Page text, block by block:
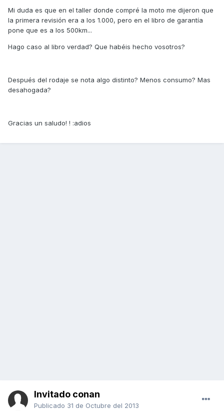
Mi duda es que en el taller donde compré la moto me dijeron que
la primera revisión era a los 1.000, pero en el libro de garantía
pone que es a los 500km...
Hago caso al libro verdad? Que habéis hecho vosotros?
Después del rodaje se nota algo distinto? Menos consumo? Mas
desahogada?
Gracias un saludo! ! :adios
Invitado conan
Publicado 31 de Octubre del 2013